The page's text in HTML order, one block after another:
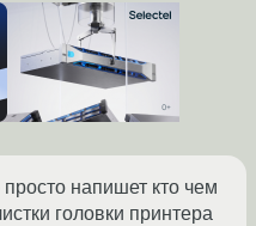
напишет кто чем
головки принтера